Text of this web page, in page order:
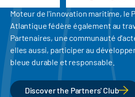
Moteur de l'innovation maritime, le
Atlantique fédère également au
Partenaires, une communauté
elles aussi, participer au
bleue durable et responsable.
Discover the Partners' Club